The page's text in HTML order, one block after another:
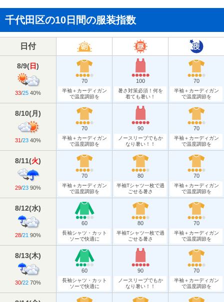
千代田区の10日間の服装指数
日付
8/9(日)
33/25 40%
70
半袖＋カーディガン
で温度調節を
100
暑さ対策必須！何を
着ても暑い！
70
半袖＋カーディガン
で温度調節を
8/10(月 )
31/23 40%
70
半袖＋カーディガン
で温度調節を
90
ノースリーブでもか
なり暑い！！
70
半袖＋カーディガン
で温度調節を
8/11(火)
29/23 90%
70
半袖＋カーディガン
で温度調節を
80
半袖Tシャツ一枚で過
ごせる暑さ
70
半袖＋カーディガン
で温度調節を
8/12(水)
28/21 90%
60
長袖シャツ・カット
ソーで快適に
80
半袖Tシャツ一枚で過
ごせる暑さ
70
半袖＋カーディガン
で温度調節を
8/13(木)
30/22 70%
60
長袖シャツ・カット
ソーで快適に
90
ノースリーブでもか
なり暑い！！
70
半袖＋カーディガン
で温度調節を